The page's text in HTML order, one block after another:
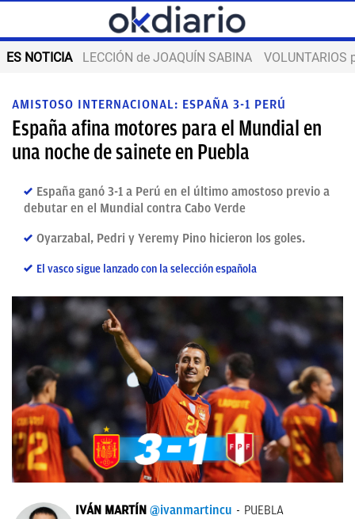
ES NOTICIA LECCIÓN de JOAQUÍN SABINA VOLUNTARIOS
AMISTOSO INTERNACIONAL: ESPAÑA 3-1 PERÚ
España afina motores para el Mundial en
una noche de sainete en Puebla
España ganó 3-1 a Perú en el último amostoso previo a
debutar en el Mundial contra Cabo Verde
Oyarzabal, Pedri y Yeremy Pino hicieron los goles.
El vasco sigue lanzado con la selección española
IVÁN MARTÍN @ivanmartincu
PUEBLA